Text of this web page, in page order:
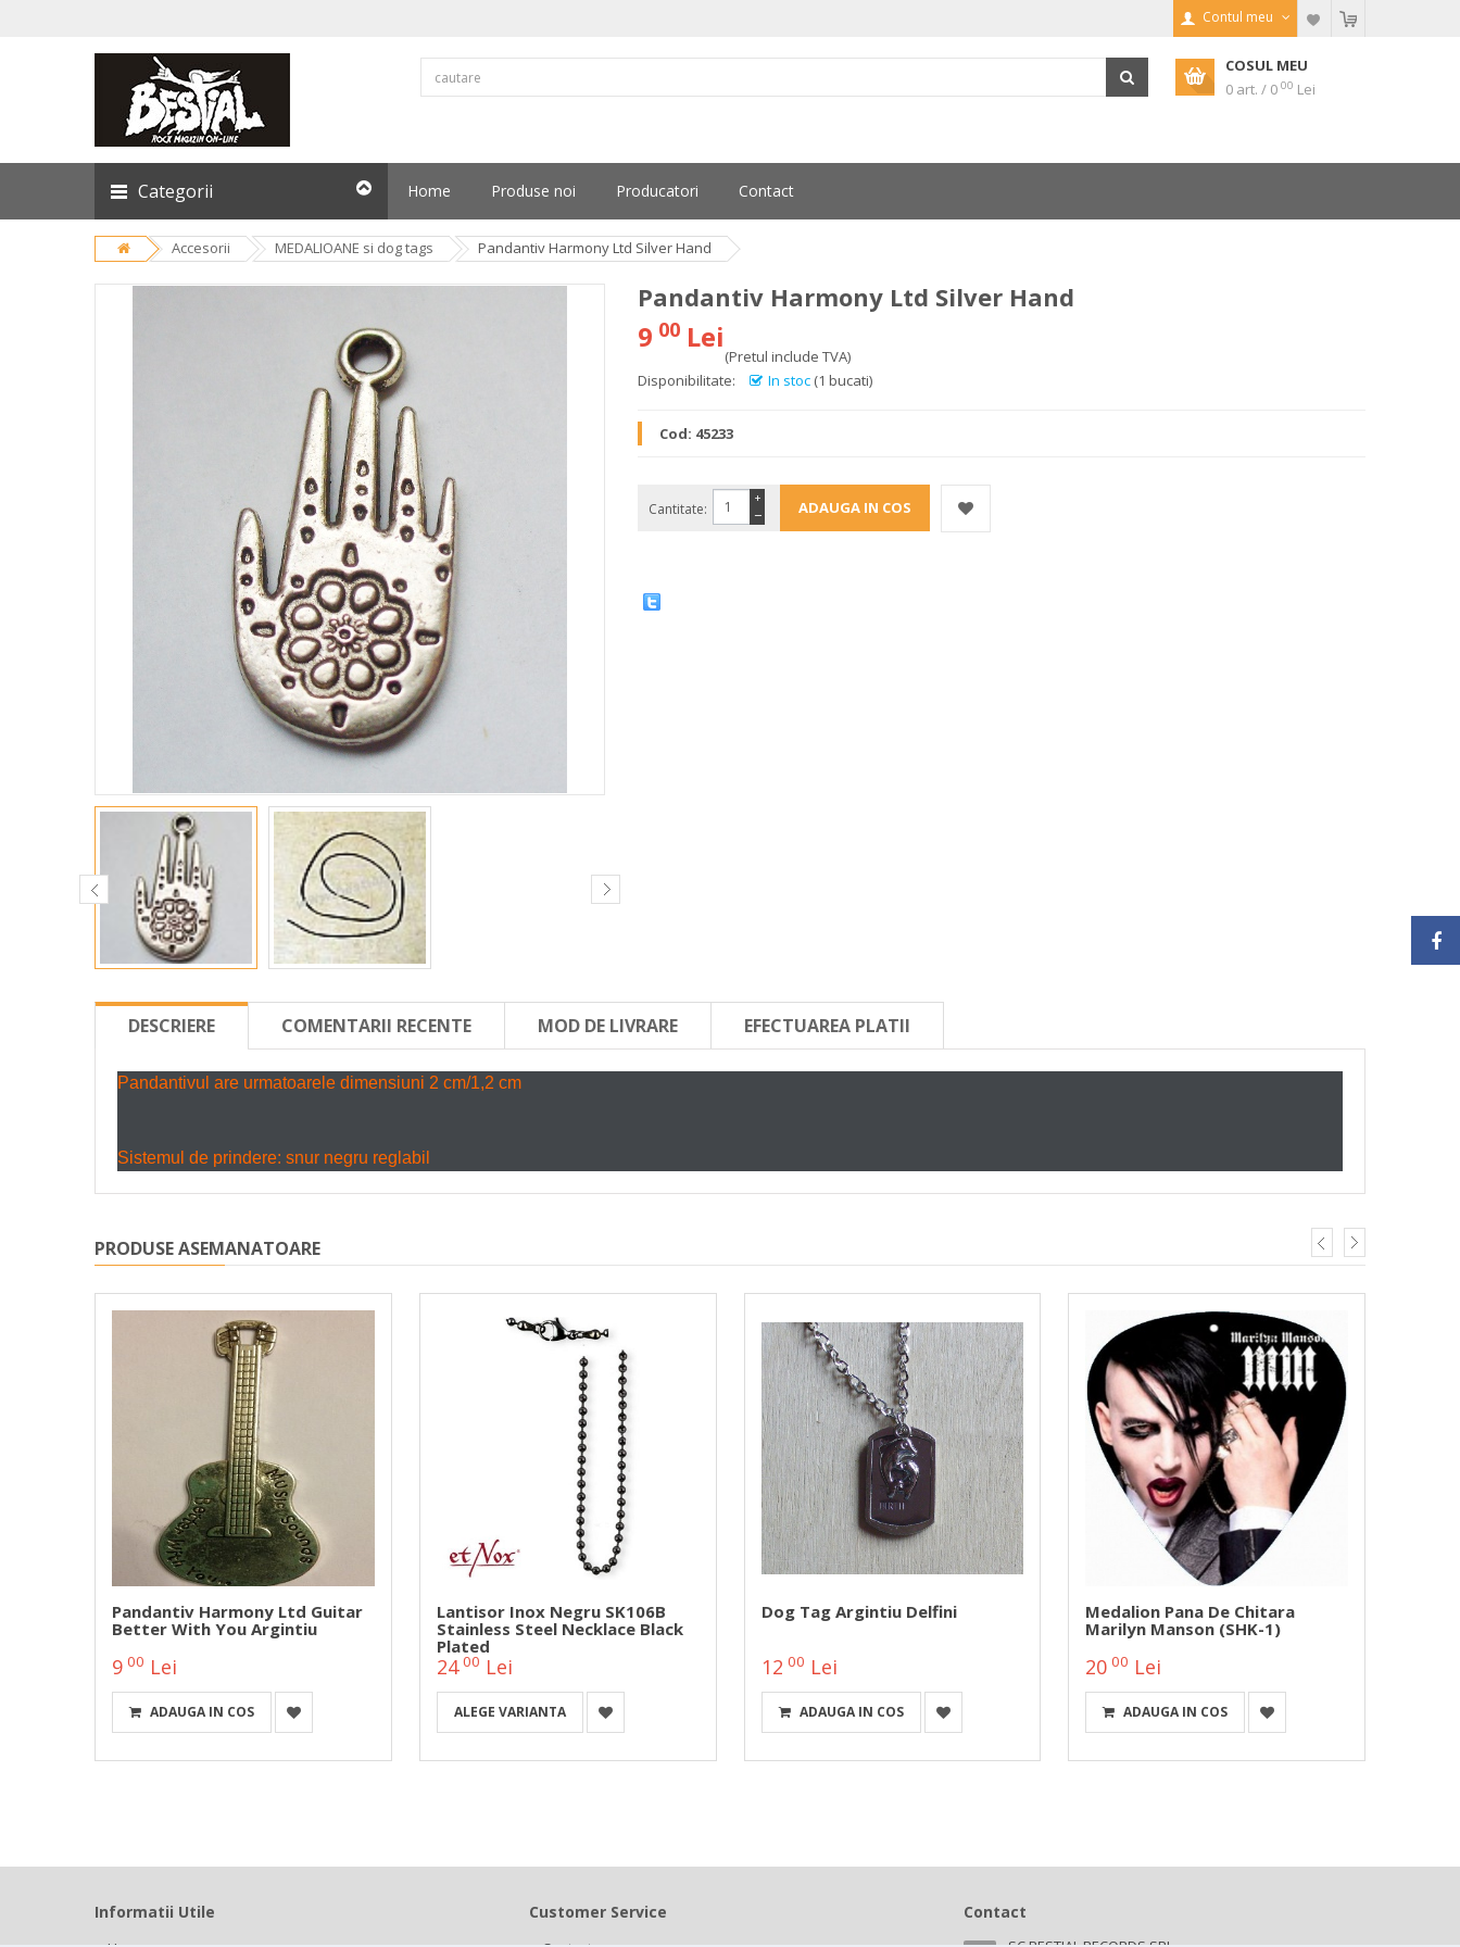
Contul meu
COSUL MEU
0 art. / 0 00 Lei
Categorii Home Produse noi Producatori Contact
Accesorii MEDALIOANE si dog tags Pandantiv Harmony Ltd Silver Hand
Pandantiv Harmony Ltd Silver Hand
9 00 Lei
(Pretul include TVA)
Disponibilitate:
In stoc (1 bucati)
Cod: 45233
Cantitate: −
+
DESCRIERE COMENTARII RECENTE MOD DE LIVRARE EFECTUAREA PLATII
Pandantivul are urmatoarele dimensiuni 2 cm/1,2 cm
Sistemul de prindere: snur negru reglabil
PRODUSE ASEMANATOARE
Pandantiv Harmony Ltd Guitar
Better With You Argintiu
9 00 Lei
ADAUGA IN COS
Lantisor Inox Negru SK106B
Stainless Steel Necklace Black
Plated
24 00 Lei
ALEGE VARIANTA
Dog Tag Argintiu Delfini
12 00 Lei
ADAUGA IN COS
Medalion Pana De Chitara
Marilyn Manson (SHK-1)
20 00 Lei
ADAUGA IN COS
Informatii Utile Customer Service Contact